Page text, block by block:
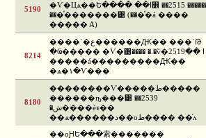
5190
�Ѵ�Цѧ��Ե���� ��ا෾ ��2515 ������˭�
���ͤ�������͹ (���ͤ�á ����
����� A)
8214
����ʹ�ع������Ԫ�� ���ʹԹ
�Ҩ����� �Ѵ�͹���� �.�ѷ�ا ��2519
�����á���������Ԫ��
�ѧ�١�Ѵ���
8180
��������Ѵ�����ط�����
������ҧ���͹ ��2539
�ش����èء��
��ѧ������د��оط���� ��֡ᴧ
��оԨԵ���索�������